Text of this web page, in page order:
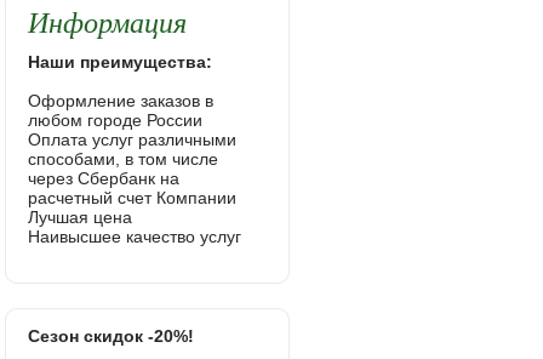
Информация
Наши преимущества:
Оформление заказов в
любом городе России
Оплата услуг различными
способами, в том числе
через Сбербанк на
расчетный счет Компании
Лучшая цена
Наивысшее качество услуг
Сезон скидок -20%!